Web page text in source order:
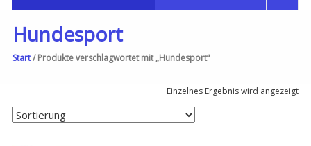
Hundesport
Start/ Produkte verschlagwortet mit „Hundesport“
Einzelnes Ergebnis wird angezeigt